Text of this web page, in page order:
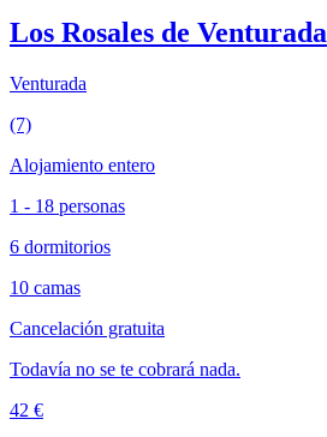
Los Rosales de Venturada
Venturada
(7)
Alojamiento entero
1 - 18 personas
6 dormitorios
10 camas
Cancelación gratuita
Todavía no se te cobrará nada.
42 €